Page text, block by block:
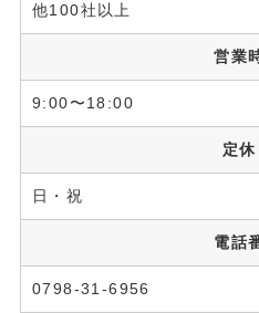
他100社以上
営業
9:00〜18:00
定休
日・祝
電話
0798-31-6956